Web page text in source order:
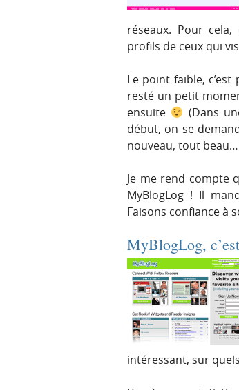
réseaux. Pour
profils de ceux qui
Le point faible,
resté un petit
ensuite
(Dans
début, on se
nouveau, tout
Je me rend compte
MyBlogLog ! Il
Faisons confiance à
MyBlogLog,
intéressant, sur